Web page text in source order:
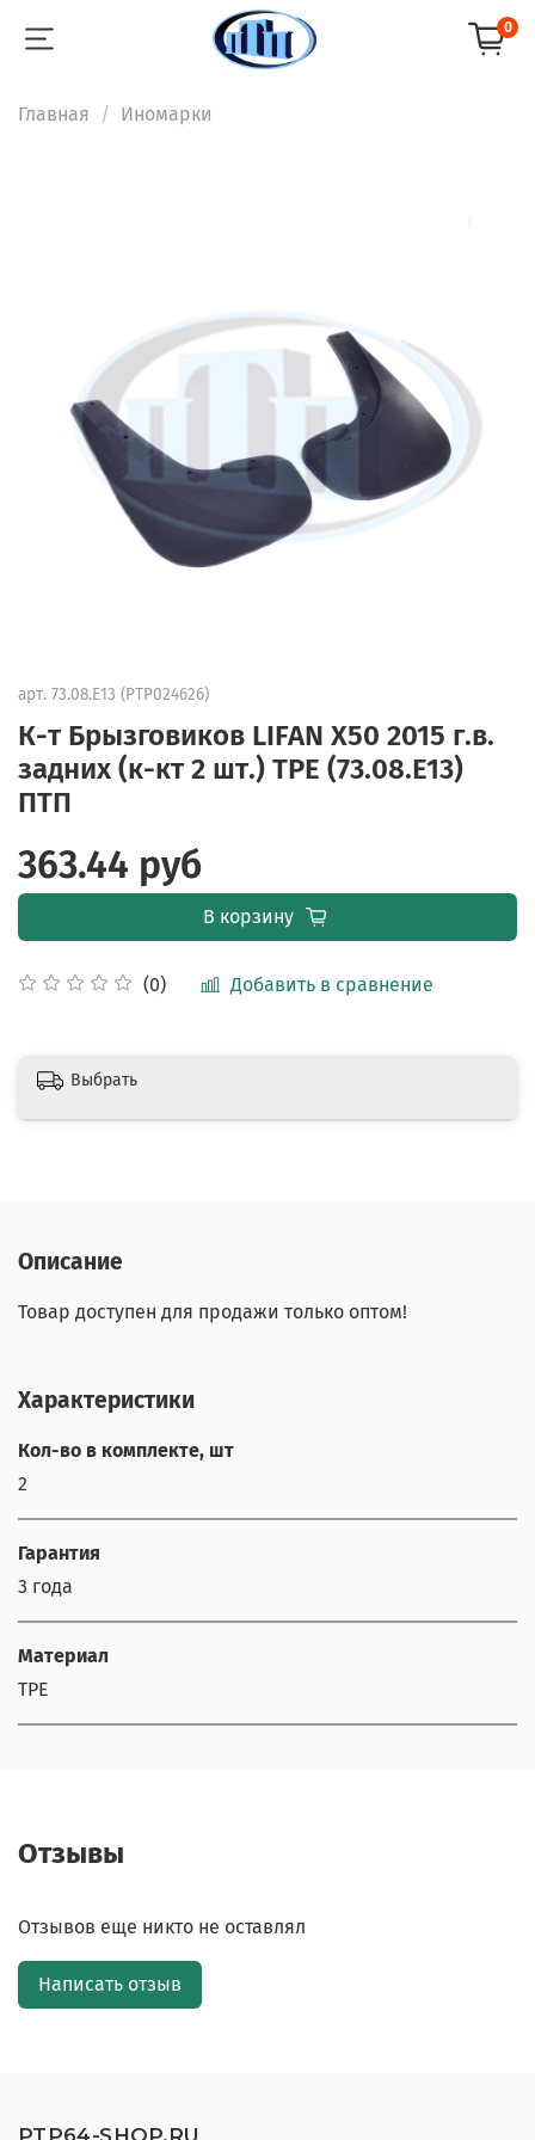
0
Главная Иномарки
арт. 73.08.E13 (PTP024626)
К-т Брызговиков LIFAN X50 2015 г.в.
задних (к-кт 2 шт.) TPE (73.08.E13)
ПТП
(0) Добавить в сравнение
363.44 руб
В корзину
Выбрать
Описание
Товар доступен для продажи только оптом!
Характеристики
Кол-во в комплекте, шт
2
Гарантия
3 года
Материал
TPE
Отзывы
Отзывов еще никто не оставлял
Написать отзыв